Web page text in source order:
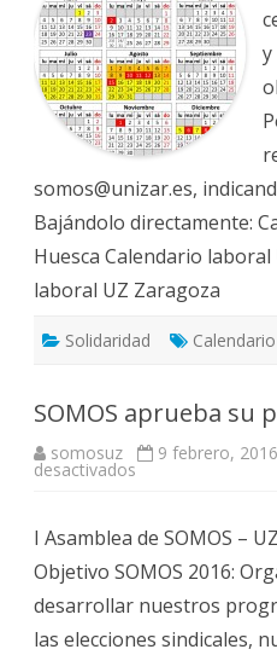
y
somos@unizar.es,
Bajándolo directamente:
Huesca Calendario
laboral UZ Zaragoza
Solidaridad
SOMOS aprueba su
somosuz 9 febrero, 2016
desactivadosen
plan
de
trabajo
2016
I Asamblea de SOMOS –
Objetivo SOMOS 2016:
desarrollar nuestros
las elecciones sindicales,